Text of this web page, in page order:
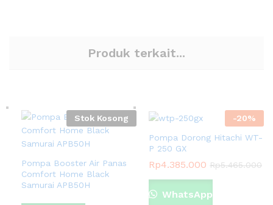
Produk terkait...
Stok Kosong
Pompa Booster Air Panas
Comfort Home Black
Samurai APB50H
-20%
Pompa Dorong Hitachi WT-
P 250 GX
Rp4.385.000 Rp5.465.000
WhatsApp